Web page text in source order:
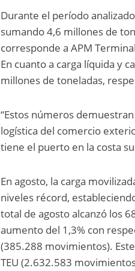
Durante el período
sumando 4,6 millones de
corresponde a APM
En cuanto a carga líquida y
millones de toneladas,
“Estos números
logística del comercio
tiene el puerto en la costa
En agosto, la carga
niveles récord,
total de agosto alcanzó los
aumento del 1,3% con
(385.288 movimientos).
TEU (2.632.583